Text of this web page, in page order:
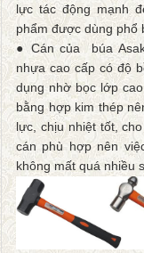
lực tác động mạnh
phẩm được dùng phổ
● Cán của búa
nhựa cao cấp có độ
dụng nhờ bọc lớp
bằng hợp kim thép
lực, chịu nhiệt tốt,
cán phù hợp nên
không mất quá nhiều